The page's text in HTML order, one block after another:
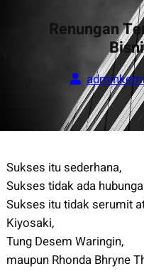
Renungan
Sukses itu sederhana,
Sukses tidak ada
Sukses itu tidak serumit
Kiyosaki,
Tung Desem Waringin,
maupun Rhonda Bhryne